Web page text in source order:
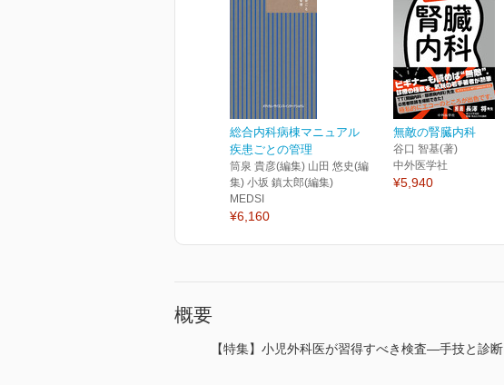
総合内科病棟マニュアル
疾患ごとの管理
筒泉 貴彦(編集) 山田 悠史(編
集) 小坂 鎮太郎(編集)
MEDSI
¥6,160
無敵の腎臓内科
谷口 智基(著)
中外医学社
¥5,940
概要
【特集】小児外科医が習得すべき検査―手技と診断